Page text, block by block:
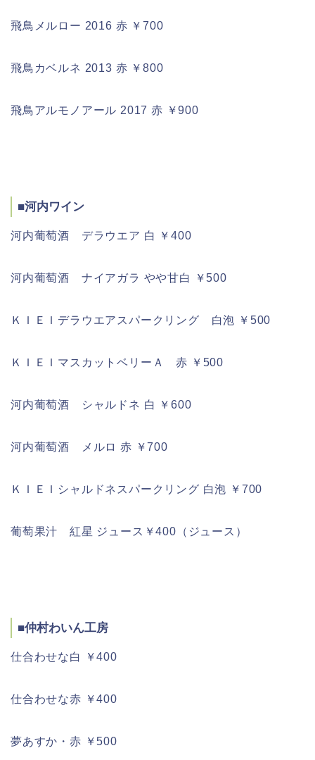
飛鳥メルロー 2016 赤 ￥700
飛鳥カベルネ 2013 赤 ￥800
飛鳥アルモノアール 2017赤 ￥900
■河内ワイン
河内葡萄酒 デラウエア 白 ￥400
河内葡萄酒 ナイアガラ やや甘白 ￥500
ＫＩＥＩデラウエアスパークリング 白泡 ￥500
ＫＩＥＩマスカットベリーＡ 赤 ￥500
河内葡萄酒 シャルドネ 白 ￥600
河内葡萄酒 メルロ 赤 ￥700
ＫＩＥＩシャルドネスパークリング 白泡 ￥700
葡萄果汁 紅星 ジュース￥400（ジュース）
■仲村わいん工房
仕合わせな白 ￥400
仕合わせな赤 ￥400
夢あすか・赤 ￥500